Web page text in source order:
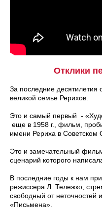
Отклики
За последние
великой семье Рерихов.
Это и самый первый -
еще в 1958 г., фильм,
имени Рериха в Советском
Это и замечательный
сценарий которого
В последние годы к нам
режиссера Л. Тележко,
свободный от
«Письмена».